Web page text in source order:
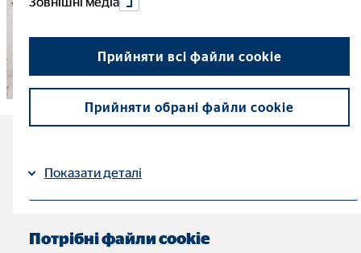
обговорення зарплати
Прийняти всі файли cookie
Прийняти обрані файли cookie
Показати деталі
Потрібні файли cookie